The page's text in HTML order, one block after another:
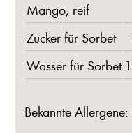
Mango, reif
Zucker für Sorbet
Wasser für Sorbet
Bekannte